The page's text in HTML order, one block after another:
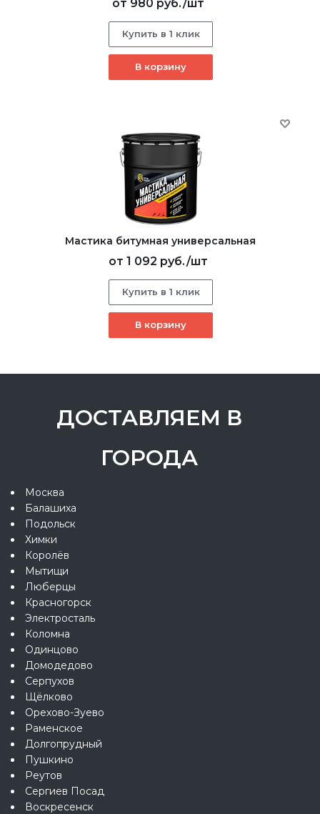
от 980 руб./шт
Купить в 1 клик
В корзину
Мастика битумная универсальная
от 1 092 руб./шт
Купить в 1 клик
В корзину
ДОСТАВЛЯЕМ В
ГОРОДА
Москва
Балашиха
Подольск
Химки
Королёв
Мытищи
Люберцы
Красногорск
Электросталь
Коломна
Одинцово
Домодедово
Серпухов
Щёлково
Орехово-Зуево
Раменское
Долгопрудный
Пушкино
Реутов
Сергиев Посад
Воскресенск